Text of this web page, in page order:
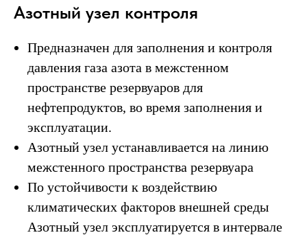
Азотный узел контроля
Предназначен для заполнения и контроля
давления газа азота в межстенном
пространстве резервуаров для
нефтепродуктов, во время заполнения и
эксплуатации.
Азотный узел устанавливается на линию
межстенного пространства резервуара
По устойчивости к воздействию
климатических факторов внешней среды
Азотный узел эксплуатируется в интервале